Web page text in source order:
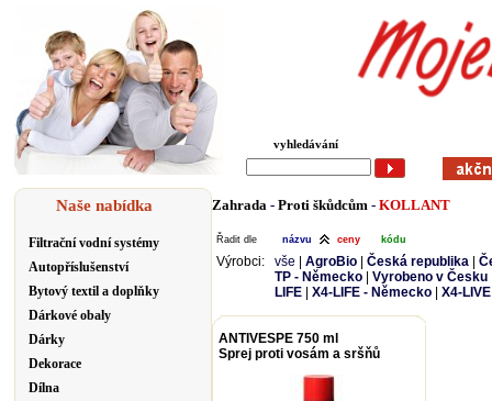
vyhledávání
Naše nabídka
Filtrační vodní systémy
Autopříslušenství
Bytový textil a doplňky
Dárkové obaly
Dárky
Dekorace
Dílna
Zahrada - Proti škůdcům - KOLLANT
Řadit dle názvu ceny kódu
Výrobci: vše AgroBio Česká republika
TP - Německo
Vyrobeno v Česku
LIFE
X4-LIFE - Německo X4-
ANTIVESPE 750 ml
Sprej proti vosám a sršňů